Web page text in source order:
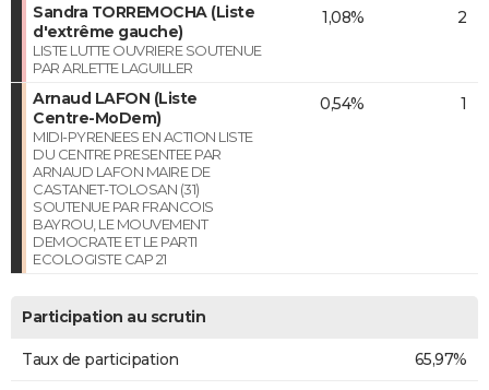
Sandra TORREMOCHA (Liste
d'extrême gauche)
LISTE LUTTE OUVRIERE SOUTENUE
PAR ARLETTE LAGUILLER
1,08% 2
Arnaud LAFON (Liste
Centre-MoDem)
MIDI-PYRENEES EN ACTION LISTE
DU CENTRE PRESENTEE PAR
ARNAUD LAFON MAIRE DE
CASTANET-TOLOSAN (31)
SOUTENUE PAR FRANCOIS
BAYROU, LE MOUVEMENT
DEMOCRATE ET LE PARTI
ECOLOGISTE CAP 21
0,54% 1
Participation au scrutin
Taux de participation 65,97%